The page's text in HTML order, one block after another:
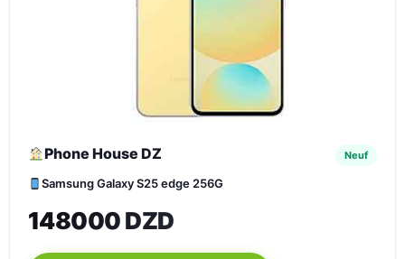
Phone House DZ Neuf
Samsung Galaxy S25 edge 256G
148000 DZD